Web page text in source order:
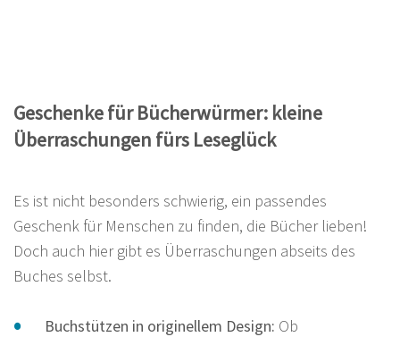
Geschenke für Bücherwürmer: kleine
Überraschungen fürs Leseglück
Es ist nicht besonders schwierig, ein passendes
Geschenk für Menschen zu finden, die Bücher lieben!
Doch auch hier gibt es Überraschungen abseits des
Buches selbst.
Buchstützen in originellem Design: Ob